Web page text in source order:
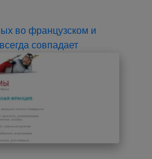
во французском и
совпадает